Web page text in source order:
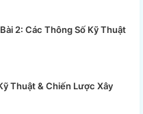
2: Các Thông Số Kỹ Thuật
Thuật & Chiến Lược Xây